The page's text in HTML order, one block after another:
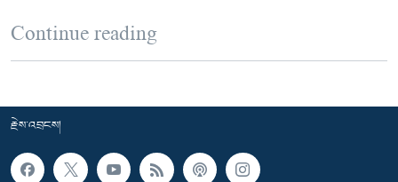
Continue reading
རྗེས་འབྲངས།